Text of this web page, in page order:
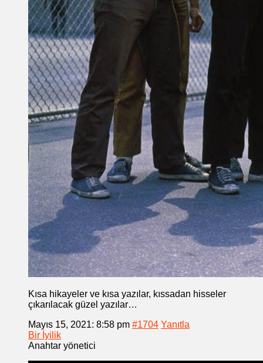
Kısa hikayeler ve kısa yazılar, kıssadan hisseler
çıkarılacak güzel yazılar…
Mayıs 15, 2021: 8:58 pm #1704 Yanıtla
Bir İyilik
Anahtar yönetici